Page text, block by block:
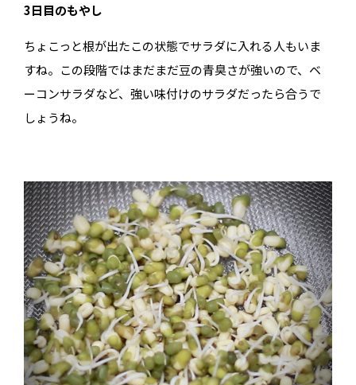
3日目のもやし
ちょこっと根が出たこの状態でサラダに入れる人もいま
すね。この段階ではまだまだ豆の青臭さが強いので、ベ
ーコンサラダなど、強い味付けのサラダだったら合うで
しょうね。